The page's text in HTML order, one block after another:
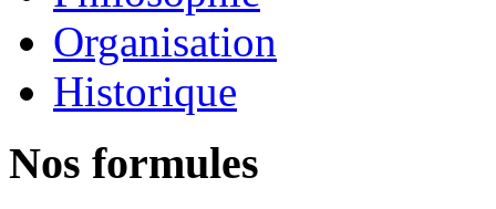
Organisation
Historique
Nos formules